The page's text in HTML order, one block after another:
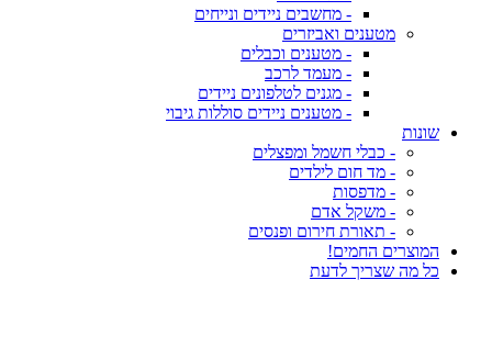
- מחשבים ניידים ונייחים
מטענים ואביזרים
- מטענים וכבלים
- מעמד לרכב
- מגנים לטלפונים ניידים
- מטענים ניידים סוללות גיבוי
שונות
- כבלי חשמל ומפצלים
- מד חום לילדים
- מדפסות
- משקל אדם
- תאורת חירום ופנסים
המוצרים החמים!
כל מה שצריך לדעת